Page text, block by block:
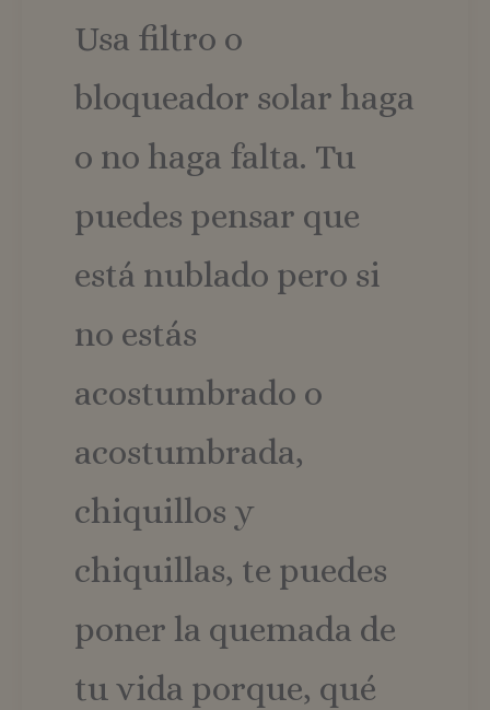
Usa filtro o
bloqueador solar haga
o no haga falta. Tu
puedes pensar que
está nublado pero si
no estás
acostumbrado o
acostumbrada,
chiquillos y
chiquillas, te puedes
poner la quemada de
tu vida porque, qué